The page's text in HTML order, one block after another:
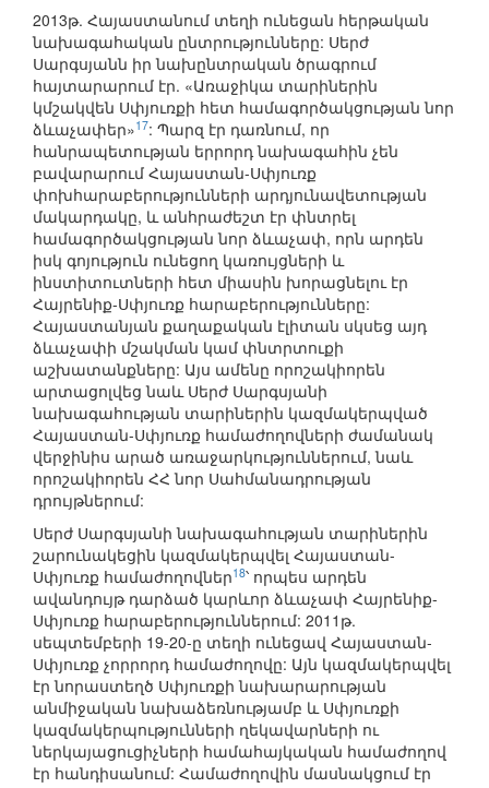
2013թ. Հայաստանում տեղի ունեցան հերթական
նախագահական ընտրությունները: Սերժ
Սարգսյանն իր նախընտրական ծրագրում
հայտարարում էր. «Առաջիկա տարիներին
կմշակվեն Սփյուռքի հետ համագործակցության նոր
ձևաչափեր»17: Պարզ էր դառնում, որ
հանրապետության երրորդ նախագահին չեն
բավարարում Հայաստան-Սփյուռք
փոխհարաբերությունների արդյունավետության
մակարդակը, և անհրաժեշտ էր փնտրել
համագործակցության նոր ձևաչափ, որն արդեն
իսկ գոյություն ունեցող կառույցների և
ինստիտուտների հետ միասին խորացնելու էր
Հայրենիք-Սփյուռք հարաբերությունները:
Հայաստանյան քաղաքական էլիտան սկսեց այդ
ձևաչափի մշակման կամ փնտրտուքի
աշխատանքները: Այս ամենը որոշակիորեն
արտացոլվեց նաև Սերժ Սարգսյանի
նախագահության տարիներին կազմակերպված
Հայաստան-Սփյուռք համաժողովների ժամանակ
վերջինիս արած առաջարկություններում, նաև
որոշակիորեն ՀՀ նոր Սահմանադրության
դրույթներում:
Սերժ Սարգսյանի նախագահության տարիներին
շարունակեցին կազմակերպվել Հայաստան-
Սփյուռք համաժողովներ18՝ որպես արդեն
ավանդույթ դարձած կարևոր ձևաչափ Հայրենիք-
Սփյուռք հարաբերություններում: 2011թ.
սեպտեմբերի 19-20-ը տեղի ունեցավ Հայաստան-
Սփյուռք չորրորդ համաժողովը: Այն կազմակերպվել
էր նորաստեղծ Սփյուռքի նախարարության
անմիջական նախաձեռնությամբ և Սփյուռքի
կազմակերպությունների ղեկավարների ու
ներկայացուցիչների համահայկական համաժողով
էր հանդիսանում: Համաժողովին մասնակցում էր